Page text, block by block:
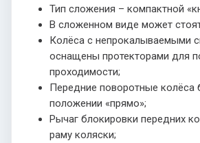
Тип сложения – компактной
В сложенном виде может
Колёса с непрокалываемыми
оснащены протекторами для
проходимости;
Передние поворотные колёса
положении «прямо»;
Рычаг блокировки передних
раму коляски;